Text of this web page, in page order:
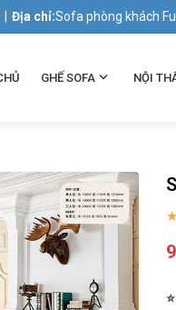
Địa chỉ:Sofa phòng khách
GHẾ SOFA NỘI